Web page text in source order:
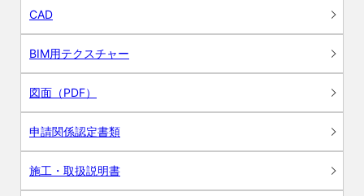
CAD
BIM用テクスチャー
図面（PDF）
申請関係認定書類
施工・取扱説明書